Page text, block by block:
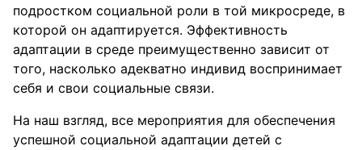
подростком социальной роли в той микросреде, в
которой он адаптируется. Эффективность
адаптации в среде преимущественно зависит от
того, насколько адекватно индивид воспринимает
себя и свои социальные связи.
На наш взгляд, все мероприятия для обеспечения
успешной социальной адаптации детей с